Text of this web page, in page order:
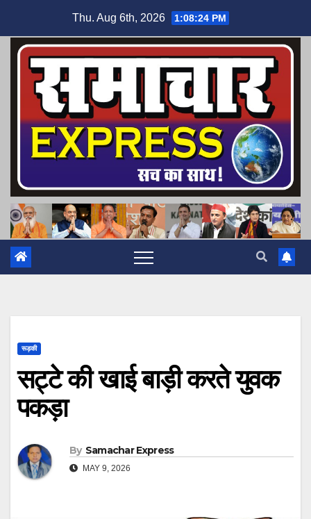
content
Thu. Aug 6th, 2026 1:08:25 PM
रूड़की
सट्टे की खाई बाड़ी करते युवक
पकड़ा
By Samachar Express
MAY 9, 2026